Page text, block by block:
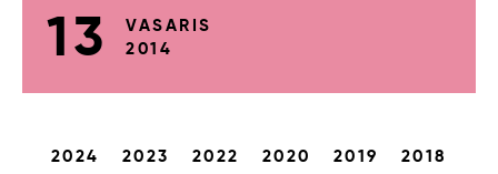
13
VASARIS
2014
2024 2023 2022 2020 2019 2018